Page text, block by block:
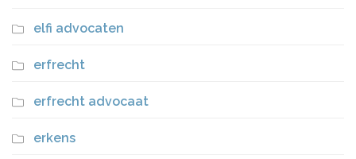
elfi advocaten
erfrecht
erfrecht advocaat
erkens